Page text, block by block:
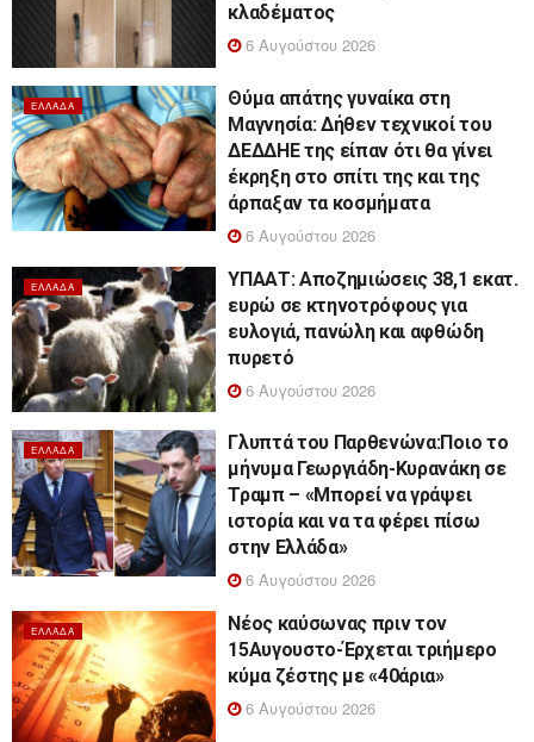
κλαδέματος
6 Αυγούστου 2026
ΕΛΛΆΔΑ
Θύμα απάτης γυναίκα στη
Μαγνησία: Δήθεν τεχνικοί του
ΔΕΔΔΗΕ της είπαν ότι θα γίνει
έκρηξη στο σπίτι της και της
άρπαξαν τα κοσμήματα
6 Αυγούστου 2026
ΕΛΛΆΔΑ
ΥΠΑΑΤ: Αποζημιώσεις 38,1 εκατ.
ευρώ σε κτηνοτρόφους για
ευλογιά, πανώλη και αφθώδη
πυρετό
6 Αυγούστου 2026
ΕΛΛΆΔΑ
Γλυπτά του Παρθενώνα:Ποιο το
μήνυμα Γεωργιάδη-Κυρανάκη σε
Τραμπ – «Μπορεί να γράψει
ιστορία και να τα φέρει πίσω
στην Ελλάδα»
6 Αυγούστου 2026
ΕΛΛΆΔΑ
Νέος καύσωνας πριν τον
15Αυγουστο-Έρχεται τριήμερο
κύμα ζέστης με «40άρια»
6 Αυγούστου 2026